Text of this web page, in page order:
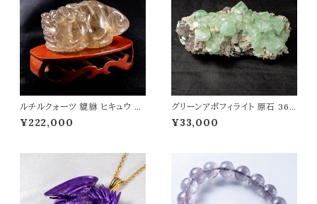
ルチルクォーツ 貔貅 ヒキュウ 彫
物 258g 風水 開運祈願 金運祈
願 開運 金運 財産運 出世運 幸
¥222,000
グリーンアポフィライト 原石 364
g 魚眼石 アポフィライト 天然石
パワーストーン 鉱物 結晶 t008
¥33,000